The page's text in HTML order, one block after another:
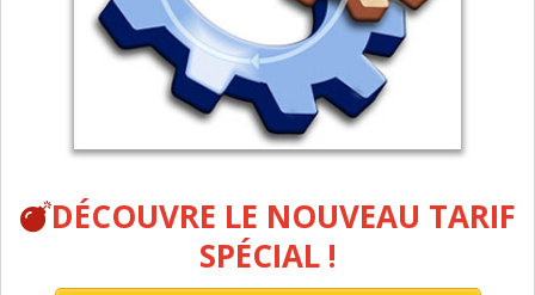
DÉCOUVRE LE NOUVEAU TARIF
SPÉCIAL !